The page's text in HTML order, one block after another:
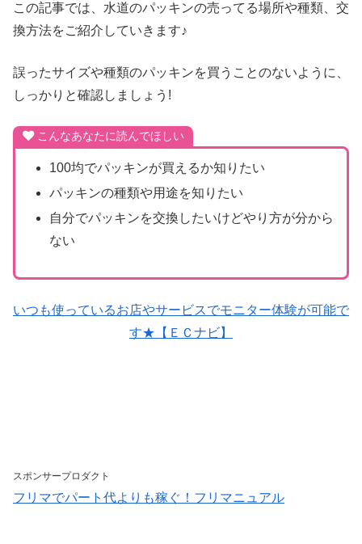
この記事では、水道のパッキンの売ってる場所や種類、交
換方法をご紹介していきます♪
誤ったサイズや種類のパッキンを買うことのないように、
しっかりと確認しましょう!
こんなあなたに読んでほしい
100均でパッキンが買えるか知りたい
パッキンの種類や用途を知りたい
自分でパッキンを交換したいけどやり方が分から
ない
いつも使っているお店やサービスでモニター体験が可能で
す★【ＥＣナビ】
スポンサープロダクト
フリマでパート代よりも稼ぐ！フリマニュアル